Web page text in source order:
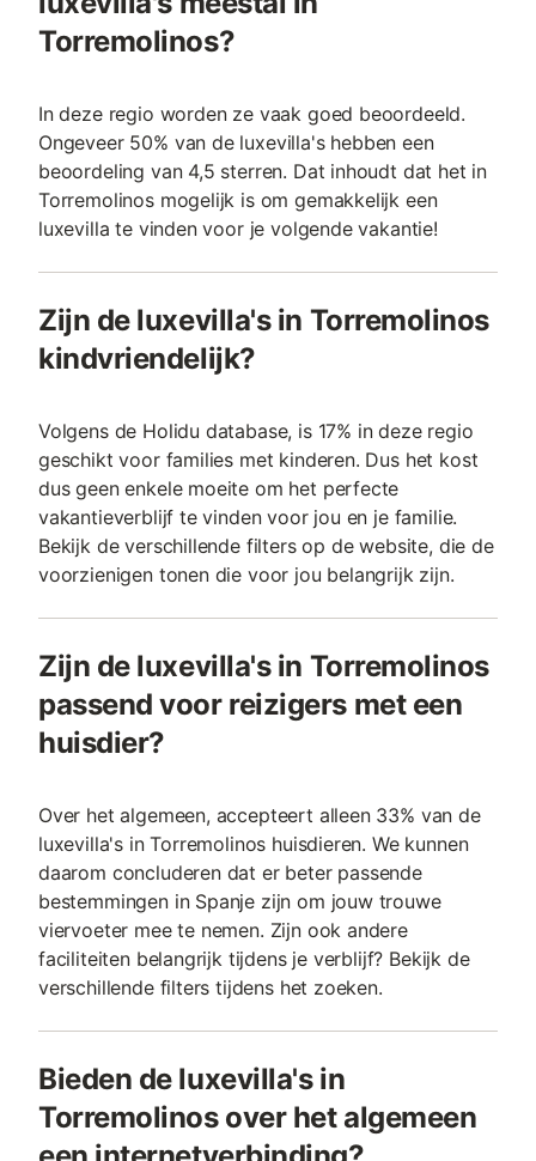
Torremolinos?
In deze regio worden ze vaak goed beoordeeld.
Ongeveer 50% van de luxevilla's hebben een
beoordeling van 4,5 sterren. Dat inhoudt dat het in
Torremolinos mogelijk is om gemakkelijk een
luxevilla te vinden voor je volgende vakantie!
Zijn de luxevilla's in Torremolinos
kindvriendelijk?
Volgens de Holidu database, is 17% in deze regio
geschikt voor families met kinderen. Dus het kost
dus geen enkele moeite om het perfecte
vakantieverblijf te vinden voor jou en je familie.
Bekijk de verschillende filters op de website, die de
voorzienigen tonen die voor jou belangrijk zijn.
Zijn de luxevilla's in Torremolinos
passend voor reizigers met een
huisdier?
Over het algemeen, accepteert alleen 33% van de
luxevilla's in Torremolinos huisdieren. We kunnen
daarom concluderen dat er beter passende
bestemmingen in Spanje zijn om jouw trouwe
viervoeter mee te nemen. Zijn ook andere
faciliteiten belangrijk tijdens je verblijf? Bekijk de
verschillende filters tijdens het zoeken.
Bieden de luxevilla's in
Torremolinos over het algemeen